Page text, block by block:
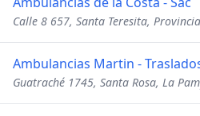
Calle 8 657, Santa Teresita,
Guatraché 1745, Santa Rosa, La